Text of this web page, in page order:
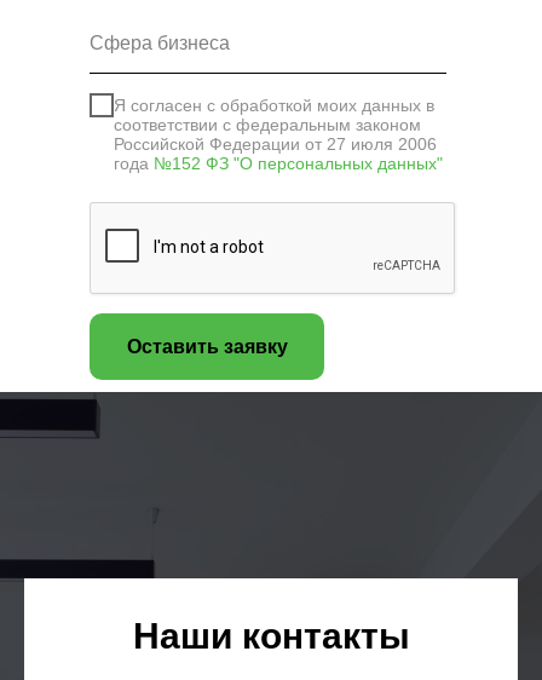
Я согласен с обработкой моих данных в
соответствии с федеральным законом
Российской Федерации от 27 июля 2006
года №152 ФЗ "О персональных данных"
Оставить заявку
Наши контакты